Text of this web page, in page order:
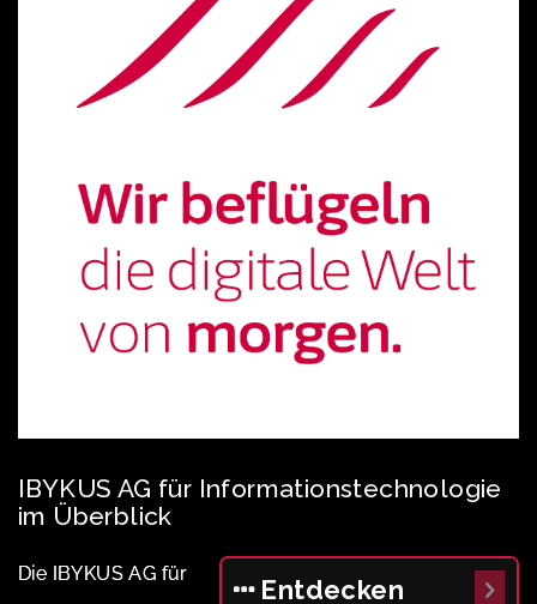
IBYKUS AG für Informationstechnologie
im Überblick
Entdecken
Die IBYKUS AG für